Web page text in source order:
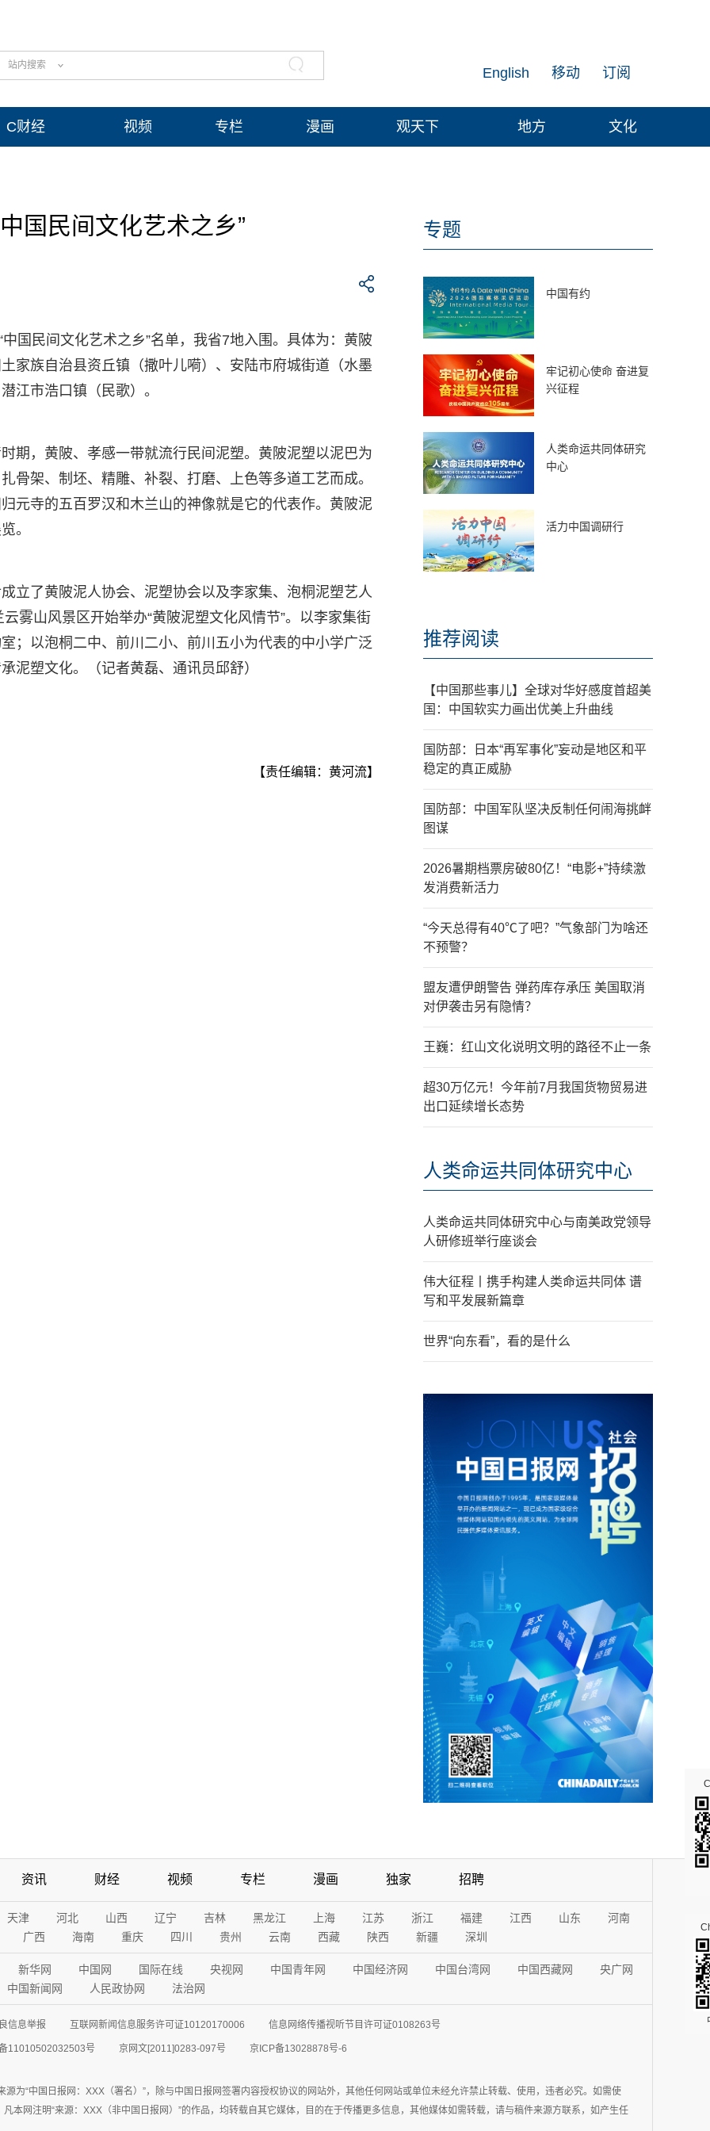
站内搜索 订阅
移动
English
C财经 视频 专栏 漫画 观天下 地方 文化
国民间文化艺术之乡”
国民间文化艺术之乡”名单，我省7地入围。具体为：黄陂
家族自治县资丘镇（撒叶儿嗬）、安陆市府城街道（水墨
江市浩口镇（民歌）。
期，黄陂、孝感一带就流行民间泥塑。黄陂泥塑以泥巴为
骨架、制坯、精雕、补裂、打磨、上色等多道工艺而成。
元寺的五百罗汉和木兰山的神像就是它的代表作。黄陂泥
。
立了黄陂泥人协会、泥塑协会以及李家集、泡桐泥塑艺人
雾山风景区开始举办“黄陂泥塑文化风情节”。以李家集街
；以泡桐二中、前川二小、前川五小为代表的中小学广泛
泥塑文化。（记者黄磊、通讯员邱舒）
【责任编辑：黄河流】
专题
中国有约
牢记初心使命 奋进复
兴征程
人类命运共同体研究
中心
活力中国调研行
推荐阅读
【中国那些事儿】全球对华好感度首超美
国：中国软实力画出优美上升曲线
国防部：日本“再军事化”妄动是地区和平
稳定的真正威胁
国防部：中国军队坚决反制任何闹海挑衅
图谋
2026暑期档票房破80亿！“电影+”持续激
发消费新活力
“今天总得有40℃了吧？”气象部门为啥还
不预警？
盟友遭伊朗警告 弹药库存承压 美国取消
对伊袭击另有隐情？
王巍：红山文化说明文明的路径不止一条
超30万亿元！今年前7月我国货物贸易进
出口延续增长态势
人类命运共同体研究中心
人类命运共同体研究中心与南美政党领导
人研修班举行座谈会
伟大征程丨携手构建人类命运共同体 谱
写和平发展新篇章
世界“向东看”，看的是什么
资讯 财经 视频 专栏 漫画 独家 招聘
天津 河北 山西 辽宁 吉林 黑龙江 上海 江苏 浙江 福建 江西 山东
河南
广西
海南 重庆 四川 贵州 云南 西藏 陕西 新疆 深圳
新华网 中国网 国际在线 央视网 中国青年网 中国经济网 中国台湾网 中国西藏网
央广网
中国新闻网
人民政协网 法治网
信息举报 互联网新闻信息服务许可证10120170006 信息网络传播视听节目许可证0108263号
11010502032503号 京网文[2011]0283-097号 京ICP备13028878号-6
源为“中国日报网：XXX（署名）”，除与中国日报网签署内容授权协议的网站外，其他任何网站或单位未经允许禁止转载、使用，违者必究。如需使
本网注明“来源：XXX（非中国日报网）”的作品，均转载自其它媒体，目的在于传播更多信息，其他媒体如需转载，请与稿件来源方联系，如产生任